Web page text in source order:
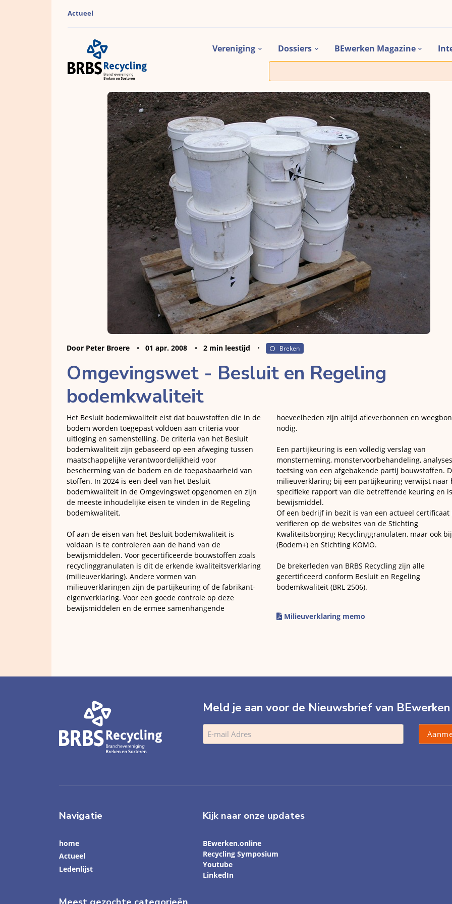
Actueel
Vereniging Dossiers BEwerken Magazine
Door Peter Broere 01 apr. 2008 2 min leestijd Breken
Omgevingswet - Besluit en Regeling
bodemkwaliteit
Het Besluit bodemkwaliteit eist dat bouwstoffen die in de
bodem worden toegepast voldoen aan criteria voor
uitloging en samenstelling. De criteria van het Besluit
bodemkwaliteit zijn gebaseerd op een afweging tussen
maatschappelijke verantwoordelijkheid voor
bescherming van de bodem en de toepasbaarheid van
stoffen. In 2024 is een deel van het Besluit
bodemkwaliteit in de Omgevingswet opgenomen en zijn
de meeste inhoudelijke eisen te vinden in de Regeling
bodemkwaliteit.
Of aan de eisen van het Besluit bodemkwaliteit is
voldaan is te controleren aan de hand van de
bewijsmiddelen. Voor gecertificeerde bouwstoffen zoals
recyclinggranulaten is dit de erkende kwaliteitsverklaring
(milieuverklaring). Andere vormen van
milieuverklaringen zijn de partijkeuring of de fabrikant-
eigenverklaring. Voor een goede controle op deze
bewijsmiddelen en de ermee samenhangende
hoeveelheden zijn altijd afleverbonnen en
nodig.
Een partijkeuring is een volledig verslag van
monsterneming, monstervoorbehandeling,
toetsing van een afgebakende partij bouwstoffen.
milieuverklaring bij een partijkeuring verwijst naar
specifieke rapport van die betreffende keuring en
bewijsmiddel.
Of een bedrijf in bezit is van een actueel certificaat
verifieren op de websites van de Stichting
Kwaliteitsborging Recyclinggranulaten, maar ook bij
(Bodem+) en Stichting KOMO.
De brekerleden van BRBS Recycling zijn alle
gecertificeerd conform Besluit en Regeling
bodemkwaliteit (BRL 2506).
Milieuverklaring memo
Meld je aan voor de Nieuwsbrief van
Navigatie
home
Actueel
Ledenlijst
Kijk naar onze updates
BEwerken.online
Recycling Symposium
Youtube
LinkedIn